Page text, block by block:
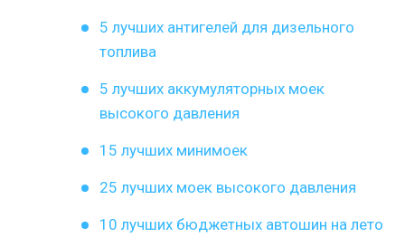
5 лучших антигелей для дизельного
топлива
5 лучших аккумуляторных моек
высокого давления
15 лучших минимоек
25 лучших моек высокого давления
10 лучших бюджетных автошин на лето